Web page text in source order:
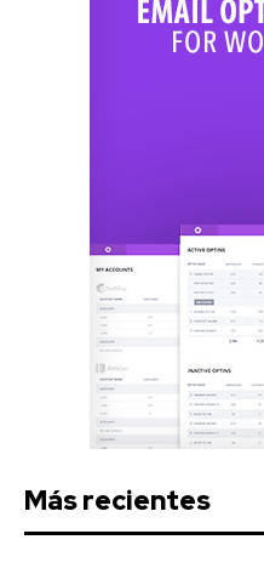
Más recientes